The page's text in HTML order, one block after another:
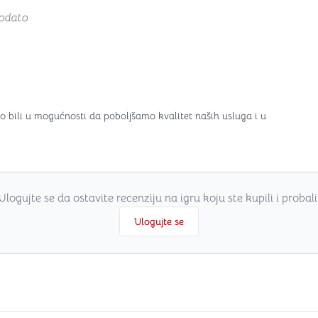
bili u mogućnosti da poboljšamo kvalitet naših usluga i u
se da ostavite recenziju na igru koju ste kupili i
Ulogujte se